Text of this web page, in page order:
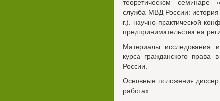
теоретическом семинаре
служба МВД России: история
г.), научно-практической
предпринимательства на
Материалы исследования
курса гражданского права
России.
Основные положения
работах.